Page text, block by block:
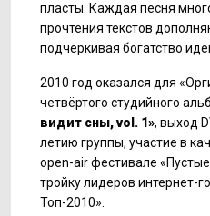
пласты. Каждая песня
прочтения текстов
подчеркивая богатство
2010 год оказался для
четвёртого студийного
видит сны,vol . 1», выход
летию группы, участие в
open-air фестивале
тройку лидеров интернет-
Топ-2010».